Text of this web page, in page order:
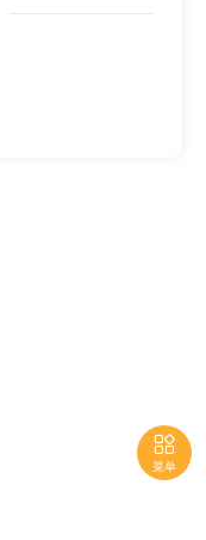

菜单